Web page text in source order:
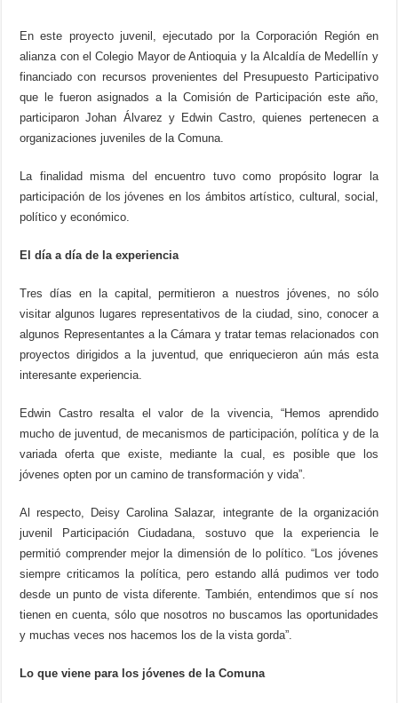
En este proyecto juvenil, ejecutado por la Corporación Región en
alianza con el Colegio Mayor de Antioquia y la Alcaldía de Medellín y
financiado con recursos provenientes del Presupuesto Participativo
que le fueron asignados a la Comisión de Participación este año,
participaron Johan Álvarez y Edwin Castro, quienes pertenecen a
organizaciones juveniles de la Comuna.
La finalidad misma del encuentro tuvo como propósito lograr la
participación de los jóvenes en los ámbitos artístico, cultural, social,
político y económico.
El día a día de la experiencia
Tres días en la capital, permitieron a nuestros jóvenes, no sólo
visitar algunos lugares representativos de la ciudad, sino, conocer a
algunos Representantes a la Cámara y tratar temas relacionados con
proyectos dirigidos a la juventud, que enriquecieron aún más esta
interesante experiencia.
Edwin Castro resalta el valor de la vivencia, “Hemos aprendido
mucho de juventud, de mecanismos de participación, política y de la
variada oferta que existe, mediante la cual, es posible que los
jóvenes opten por un camino de transformación y vida”.
Al respecto, Deisy Carolina Salazar, integrante de la organización
juvenil Participación Ciudadana, sostuvo que la experiencia le
permitió comprender mejor la dimensión de lo político. “Los jóvenes
siempre criticamos la política, pero estando allá pudimos ver todo
desde un punto de vista diferente. También, entendimos que sí nos
tienen en cuenta, sólo que nosotros no buscamos las oportunidades
y muchas veces nos hacemos los de la vista gorda”.
Lo que viene para los jóvenes de la Comuna